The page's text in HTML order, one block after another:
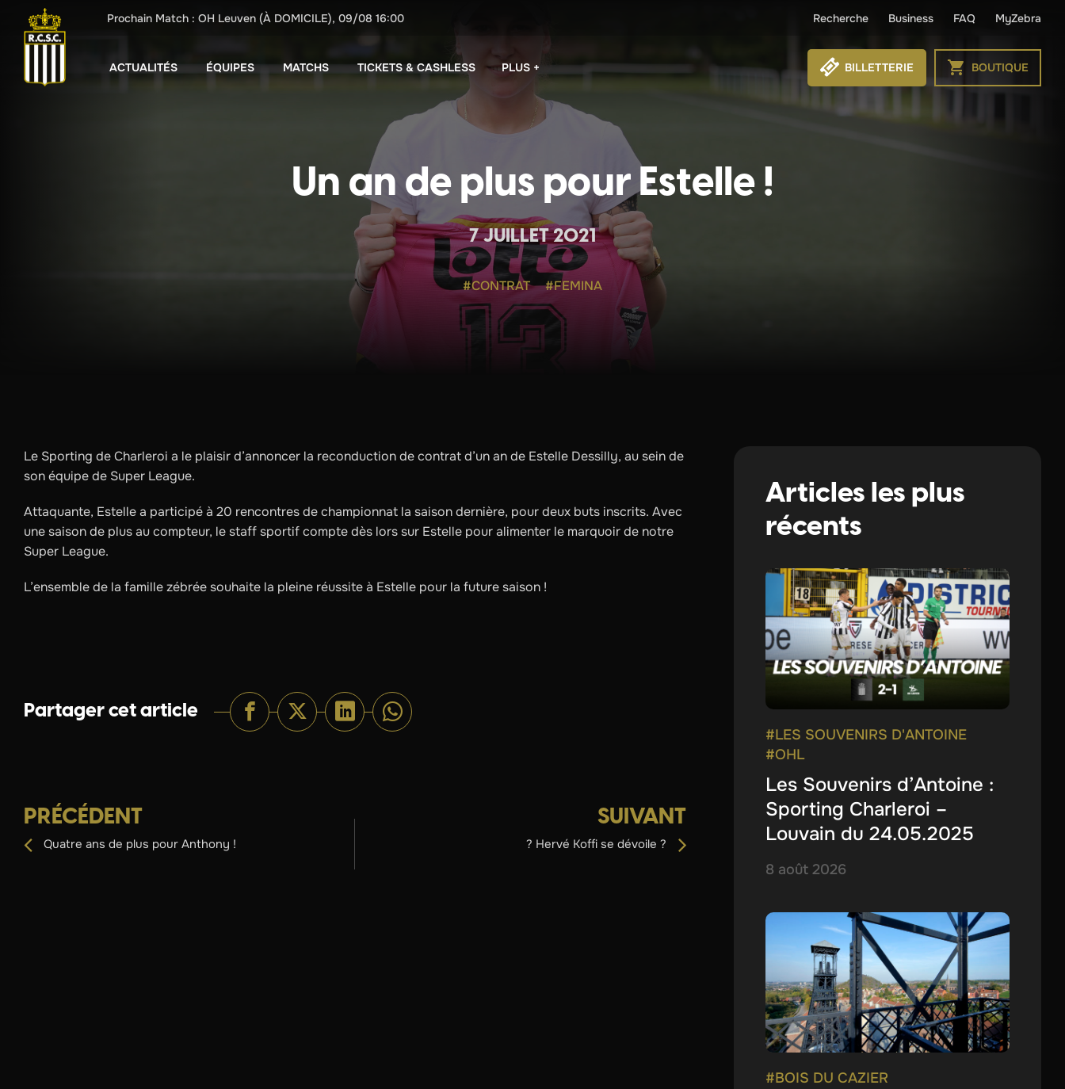
Prochain Match : OH Leuven (À DOMICILE), 09/08 16:00 Recherche Business FAQ MyZebra
ACTUALITÉS ÉQUIPES MATCHS TICKETS & CASHLESS PLUS + BILLETTERIE BOUTIQUE
Un an de plus pour Estelle !
7 JUILLET 2021
#CONTRAT #FEMINA
Le Sporting de Charleroi a le plaisir d’annoncer la reconduction de contrat d’un an de Estelle Dessilly, au sein de
son équipe de Super League.
Attaquante, Estelle a participé à 20 rencontres de championnat la saison dernière, pour deux buts inscrits. Avec
une saison de plus au compteur, le staff sportif compte dès lors sur Estelle pour alimenter le marquoir de notre
Super League.
L’ensemble de la famille zébrée souhaite la pleine réussite à Estelle pour la future saison !
Partager cet article
PRÉCÉDENT
Quatre ans de plus pour Anthony !
SUIVANT
? Hervé Koffi se dévoile ?
Articles les plus
récents
#LES SOUVENIRS D'ANTOINE
#OHL
Les Souvenirs d’Antoine :
Sporting Charleroi –
Louvain du 24.05.2025
8 août 2026
#BOIS DU CAZIER